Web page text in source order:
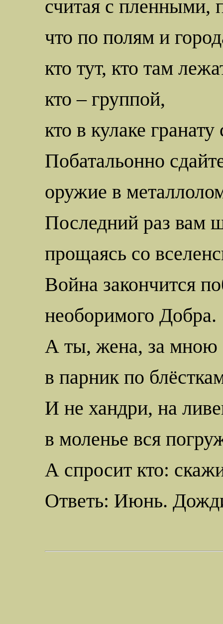
считая с пленными,
что по полям и
кто тут, кто там
кто – группой,
кто в кулаке
Побатальонно
оружие в
Последний раз вам
прощаясь со
Война закончится
необоримого Добра.
А ты, жена, за мною
в парник по
И не хандри, на
в моленье вся
А спросит кто:
Ответь: Июнь.